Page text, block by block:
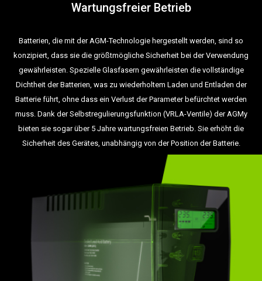
Wartungsfreier Betrieb
Batterien, die mit der AGM-Technologie hergestellt werden, sind so
konzipiert, dass sie die größtmögliche Sicherheit bei der Verwendung
gewährleisten. Spezielle Glasfasern gewährleisten die vollständige
Dichtheit der Batterien, was zu wiederholtem Laden und Entladen der
Batterie führt, ohne dass ein Verlust der Parameter befürchtet werden
muss. Dank der Selbstregulierungsfunktion (VRLA-Ventile) der AGMy
bieten sie sogar über 5 Jahre wartungsfreien Betrieb. Sie erhöht die
Sicherheit des Gerätes, unabhängig von der Position der Batterie.